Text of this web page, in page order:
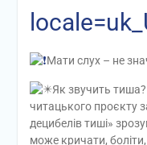
Мати слух – не
Як звучить
читацького проєкту
децибелів тиші»
може кричати,